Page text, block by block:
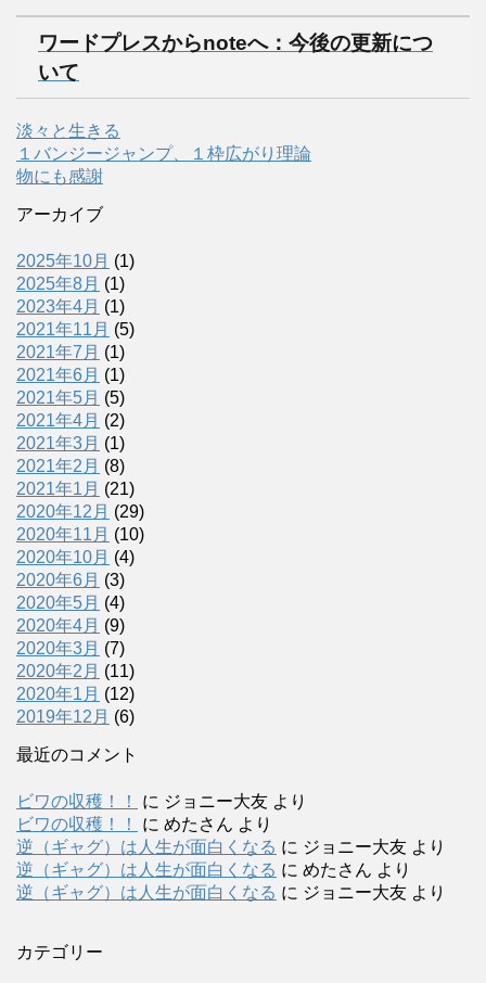
ワードプレスからnoteへ：今後の更新につ
いて
淡々と生きる
１バンジージャンプ、１枠広がり理論
物にも感謝
アーカイブ
2025年10月 (1)
2025年8月 (1)
2023年4月 (1)
2021年11月 (5)
2021年7月 (1)
2021年6月 (1)
2021年5月 (5)
2021年4月 (2)
2021年3月 (1)
2021年2月 (8)
2021年1月 (21)
2020年12月 (29)
2020年11月 (10)
2020年10月 (4)
2020年6月 (3)
2020年5月 (4)
2020年4月 (9)
2020年3月 (7)
2020年2月 (11)
2020年1月 (12)
2019年12月 (6)
最近のコメント
ビワの収穫！！ に ジョニー大友 より
ビワの収穫！！
に めたさん より
逆（ギャグ）は人生が面白くなる に ジョニー大友 より
逆（ギャグ）は人生が面白くなる に めたさん より
逆（ギャグ）は人生が面白くなる に ジョニー大友 より
カテゴリー